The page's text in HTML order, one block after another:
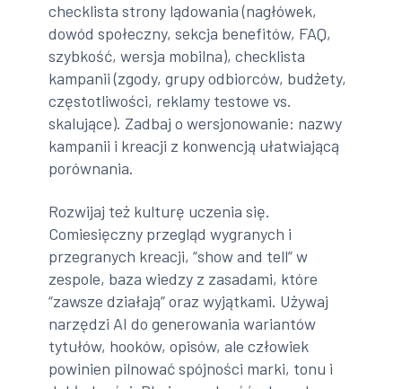
checklista strony lądowania (nagłówek,
dowód społeczny, sekcja benefitów, FAQ,
szybkość, wersja mobilna), checklista
kampanii (zgody, grupy odbiorców, budżety,
częstotliwości, reklamy testowe vs.
skalujące). Zadbaj o wersjonowanie: nazwy
kampanii i kreacji z konwencją ułatwiającą
porównania.
Rozwijaj też kulturę uczenia się.
Comiesięczny przegląd wygranych i
przegranych kreacji, “show and tell” w
zespole, baza wiedzy z zasadami, które
“zawsze działają” oraz wyjątkami. Używaj
narzędzi AI do generowania wariantów
tytułów, hooków, opisów, ale człowiek
powinien pilnować spójności marki, tonu i